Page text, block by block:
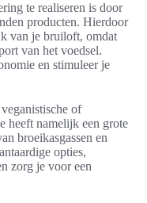
te realiseren is door
producten. Hierdoor
van je bruiloft, omdat
van het voedsel.
en stimuleer je
of
heeft namelijk een grote
broeikasgassen en
opties,
zorg je voor een